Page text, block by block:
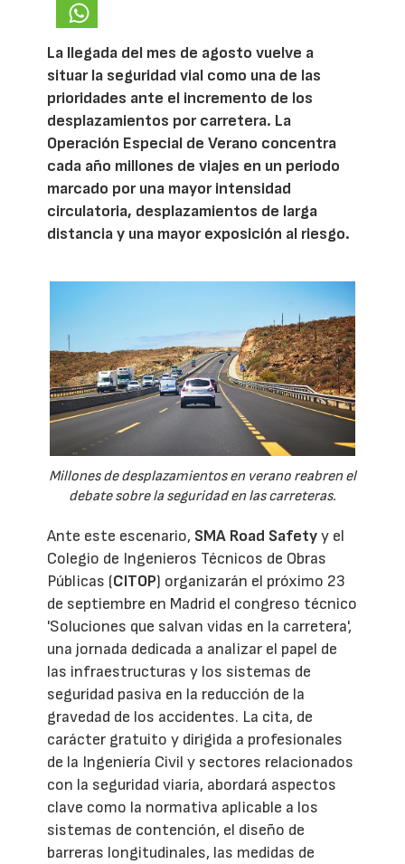
La llegada del mes de agosto vuelve a
situar la seguridad vial como una de las
prioridades ante el incremento de los
desplazamientos por carretera. La
Operación Especial de Verano concentra
cada año millones de viajes en un periodo
marcado por una mayor intensidad
circulatoria, desplazamientos de larga
distancia y una mayor exposición al riesgo.
Millones de desplazamientos en verano reabren el
debate sobre la seguridad en las carreteras.
Ante este escenario, SMA Road Safetyy el
Colegio de Ingenieros Técnicos de Obras
Públicas (CITOP) organizarán el próximo 23
de septiembre en Madrid el congreso técnico
'Soluciones que salvan vidas en la carretera',
una jornada dedicada a analizar el papel de
las infraestructuras y los sistemas de
seguridad pasiva en la reducción de la
gravedad de los accidentes. La cita, de
carácter gratuito y dirigida a profesionales
de la Ingeniería Civil y sectores relacionados
con la seguridad viaria, abordará aspectos
clave como la normativa aplicable a los
sistemas de contención, el diseño de
barreras longitudinales, las medidas de